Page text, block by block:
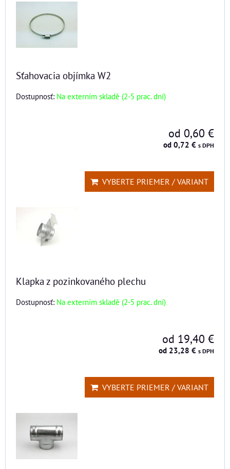
Sťahovacia objímka W2
Dostupnosť: Na externím skladě (2-5 prac. dní)
od 0,60 €
od 0,72 € s DPH
VYBERTE PRIEMER / VARIANT
Klapka z pozinkovaného plechu
Dostupnosť: Na externím skladě (2-5 prac. dní)
od 19,40 €
od 23,28 € s DPH
VYBERTE PRIEMER / VARIANT